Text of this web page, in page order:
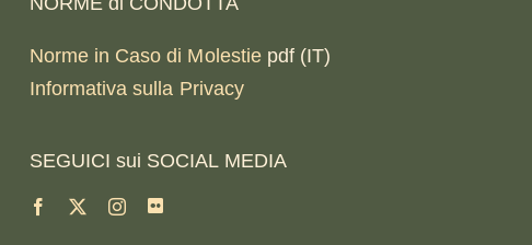
Norme in Caso di Molestiepdf (IT)
Informativa sulla Privacy
SEGUICI sui SOCIAL MEDIA